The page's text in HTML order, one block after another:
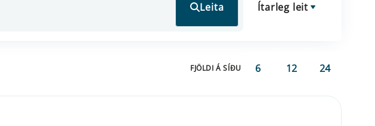
Leita Ítarleg leit
FJÖLDI Á SÍÐU 6 12 24